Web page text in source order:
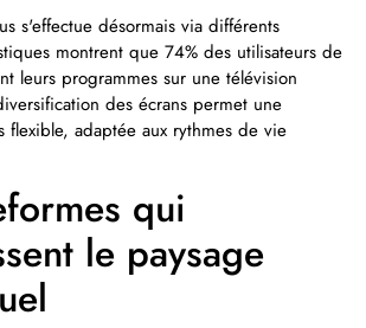
s'effectue désormais via différents
montrent que 74% des utilisateurs de
leurs programmes sur une télévision
des écrans permet une
flexible, adaptée aux rythmes de vie
qui
le paysage